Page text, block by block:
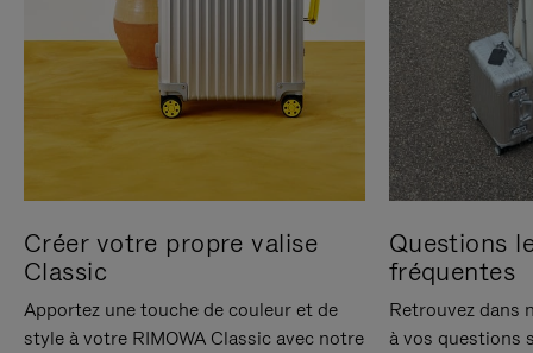
Créer votre propre valise
Classic
Apportez une touche de couleur et de
style à votre RIMOWA Classic avec notre
Questions
fréquentes
Retrouvez dans
à vos questions